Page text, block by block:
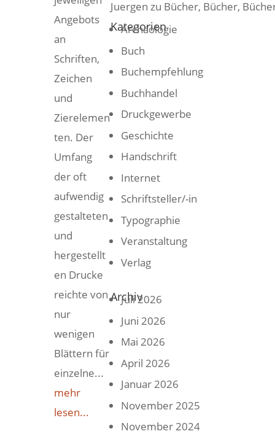
Angebots
an
Schriften,
Zeichen
und
Zierelemen
ten. Der
Umfang
der oft
aufwendig
gestalteten
und
hergestellt
en Drucke
reichte von
nur
wenigen
Blättern für
einzelne...
mehr
lesen...
Juergen zu Bücher, Bücher,
Kategorien
Archäologie
Buch
Buchempfehlung
Buchhandel
Druckgewerbe
Geschichte
Handschrift
Internet
Schriftsteller/-in
Typographie
Veranstaltung
Verlag
Archiv
Juli 2026
Juni 2026
Mai 2026
April 2026
Januar 2026
November 2025
November 2024